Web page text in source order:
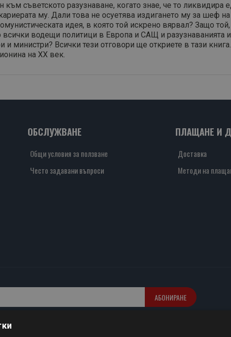
съветското разузнаване, когато знае, че то
му. Дали това не осуетява издигането му за
идея, в която той искрено вярвал? Защо
водещи политици в Европа и САЩ и разузнаванията
министри? Всички тези отговори ще откриете в тази
на ХХ век.
ОБСЛУЖВАНЕ
Общи условия за ползване
Често задавани въпроси
ПЛАЩАНЕ И
Доставка
Методи на
АБОНИРАНЕ